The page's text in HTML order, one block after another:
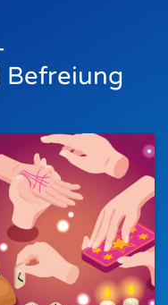
Befreiung
Themen
Startseite
Artikel
Podcasts